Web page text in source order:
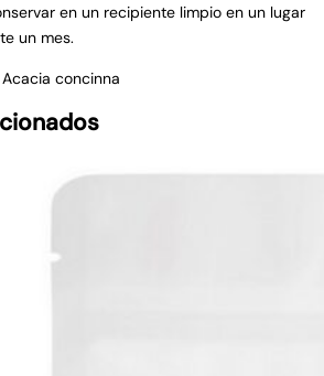
en un recipiente limpio en un lugar
un mes.
concinna